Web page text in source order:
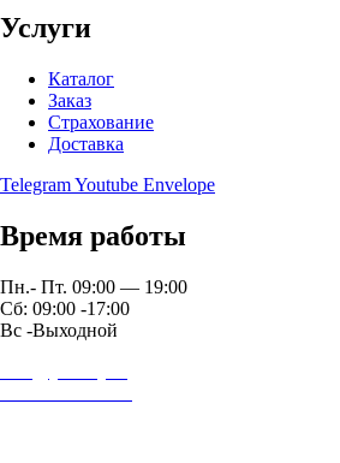
Услуги
Каталог
Заказ
Страхование
Доставка
TelegramYoutube Envelope
Время работы
Пн.- Пт. 09:00 — 19:00
Сб: 09:00 -17:00
Вс -Выходной